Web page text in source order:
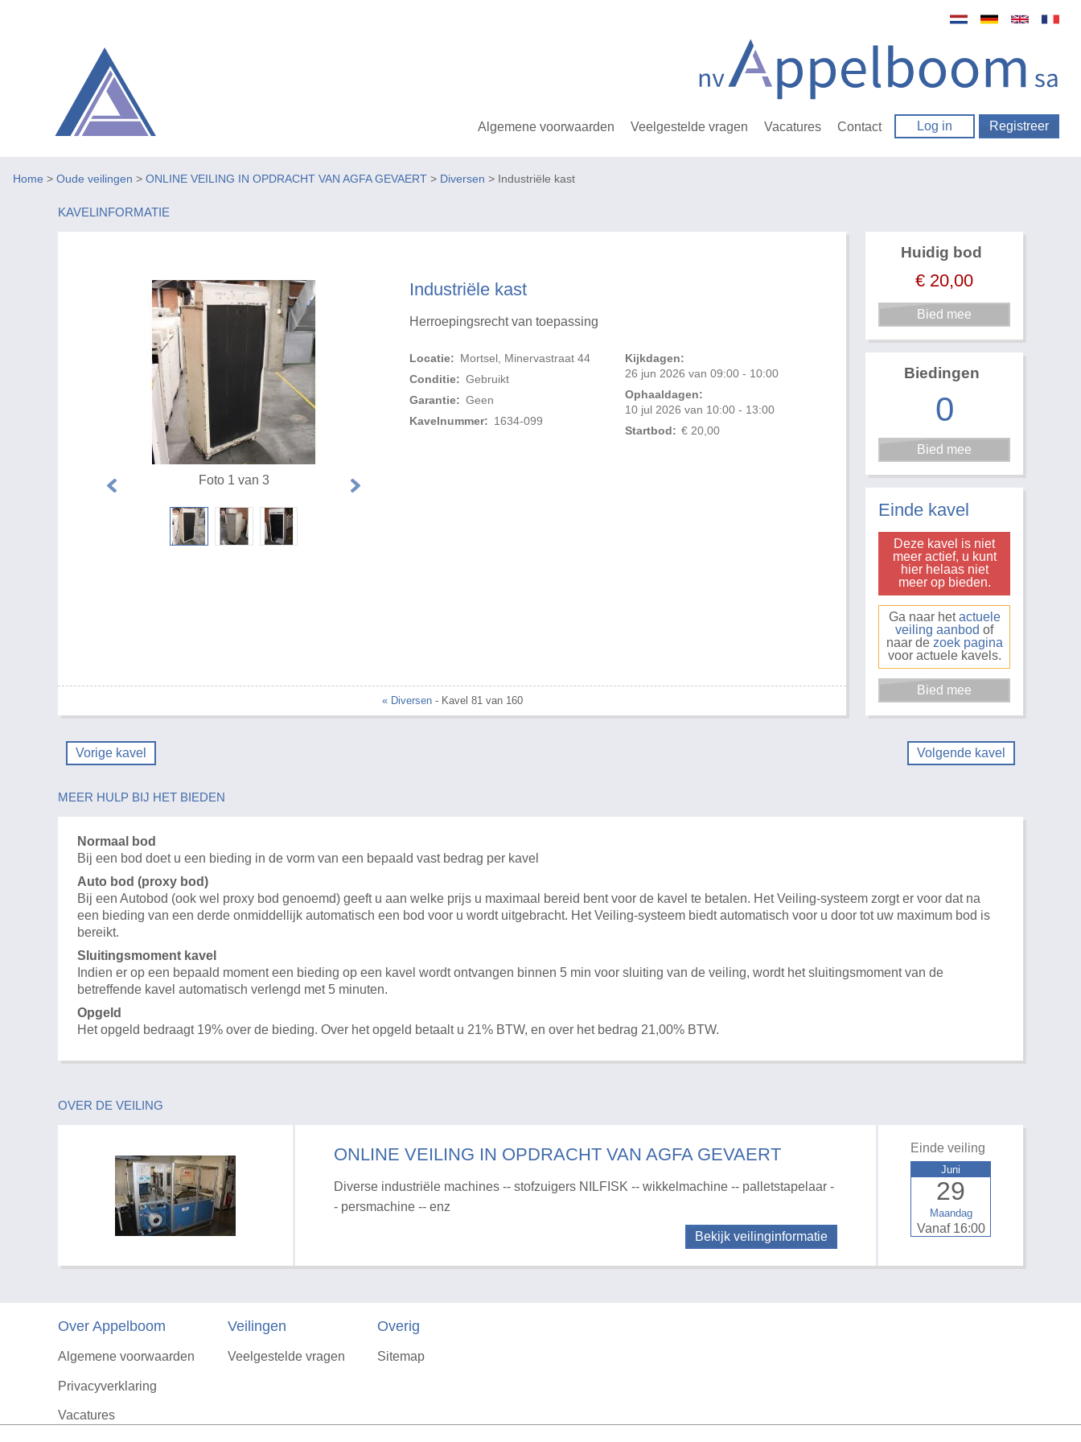
Algemene voorwaarden Veelgestelde vragen Vacatures Contact Log in Registreer
Home > Oude veilingen > ONLINE VEILING IN OPDRACHT VAN AGFA GEVAERT > Diversen > Industriële kast
KAVELINFORMATIE
Industriële kast
Herroepingsrecht van toepassing
Locatie: Mortsel, Minervastraat 44
Conditie: Gebruikt
Garantie: Geen
Kavelnummer: 1634-099
Kijkdagen:
26 jun 2026 van 09:00 - 10:00
Ophaaldagen:
10 jul 2026 van 10:00 - 13:00
Startbod: € 20,00
Foto 1 van 3
« Diversen- Kavel 81 van 160
Huidig bod
€ 20,00
Biedingen
0
Einde kavel
Deze kavel is niet
meer actief, u kunt
hier helaas niet
meer op bieden.
Ga naar hetactuele
veiling aanbod of
naar de zoek pagina
voor actuele kavels.
Vorige kavel Volgende kavel
MEER HULP BIJ HET BIEDEN
Normaal bod
Bij een bod doet u een bieding in de vorm van een bepaald vast bedrag per kavel
Auto bod (proxy bod)
Bij een Autobod (ook wel proxy bod genoemd) geeft u aan welke prijs u maximaal bereid bent voor de kavel te betalen. Het Veiling-systeem zorgt er voor dat na
een bieding van een derde onmiddellijk automatisch een bod voor u wordt uitgebracht. Het Veiling-systeem biedt automatisch voor u door tot uw maximum bod is
bereikt.
Sluitingsmoment kavel
Indien er op een bepaald moment een bieding op een kavel wordt ontvangen binnen 5 min voor sluiting van de veiling, wordt het sluitingsmoment van de
betreffende kavel automatisch verlengd met 5 minuten.
Opgeld
Het opgeld bedraagt 19% over de bieding. Over het opgeld betaalt u 21% BTW, en over het bedrag 21,00% BTW.
OVER DE VEILING
ONLINE VEILING IN OPDRACHT VAN AGFA GEVAERT
Diverse industriële machines -- stofzuigers NILFISK -- wikkelmachine -- palletstapelaar -
- persmachine -- enz
Bekijk veilinginformatie
Einde veiling
Maandag
29
Juni
Vanaf 16:00
Over Appelboom
Algemene voorwaarden
Privacyverklaring
Vacatures
Veilingen
Veelgestelde vragen
Overig
Sitemap